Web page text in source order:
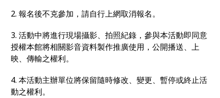
2. 報名後不克參加，請自行上網取消報名。
3. 活動中將進行現場攝影、拍照紀錄，參與本活動即同意
授權本館將相關影音資料製作推廣使用，公開播送、上
映、傳輸之權利。
4. 本活動主辦單位將保留隨時修改、變更、暫停或終止活
動之權利。